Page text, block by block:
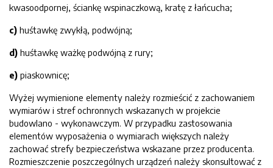
kwasoodpornej, ściankę wspinaczkową, kratę z łańcucha;
c) huśtawkę zwykłą, podwójną;
d) huśtawkę ważkę podwójną z rury;
e) piaskownicę;
Wyżej wymienione elementy należy rozmieścić z zachowaniem
wymiarów i stref ochronnych wskazanych w projekcie
budowlano - wykonawczym. W przypadku zastosowania
elementów wyposażenia o wymiarach większych należy
zachować strefy bezpieczeństwa wskazane przez producenta.
Rozmieszczenie poszczególnych urządzeń należy skonsultować z